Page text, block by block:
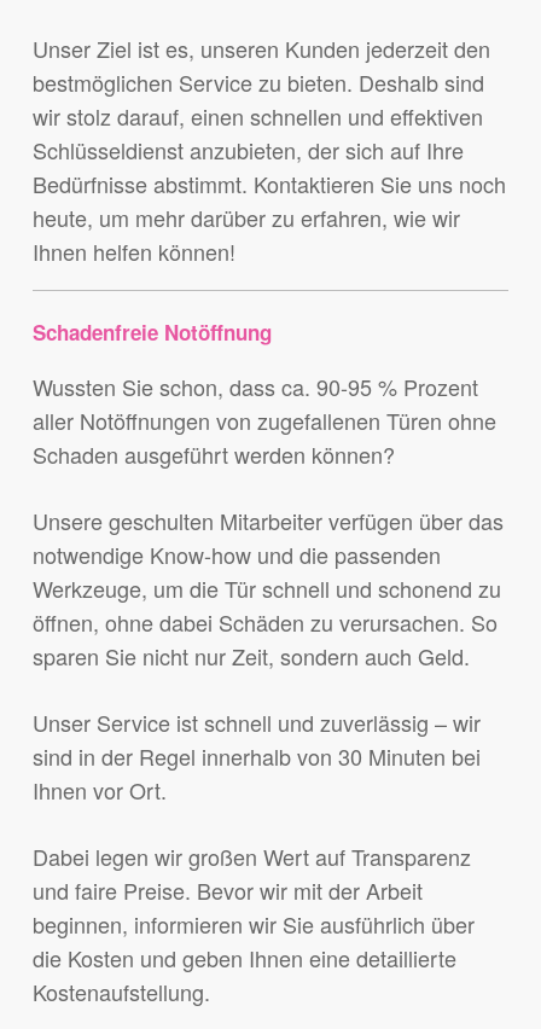
Unser Ziel ist es, unseren Kunden jederzeit den
bestmöglichen Service zu bieten. Deshalb sind
wir stolz darauf, einen schnellen und effektiven
Schlüsseldienst anzubieten, der sich auf Ihre
Bedürfnisse abstimmt. Kontaktieren Sie uns noch
heute, um mehr darüber zu erfahren, wie wir
Ihnen helfen können!
Schadenfreie Notöffnung
Wussten Sie schon, dass ca. 90-95 % Prozent
aller Notöffnungen von zugefallenen Türen ohne
Schaden ausgeführt werden können?
Unsere geschulten Mitarbeiter verfügen über das
notwendige Know-how und die passenden
Werkzeuge, um die Tür schnell und schonend zu
öffnen, ohne dabei Schäden zu verursachen. So
sparen Sie nicht nur Zeit, sondern auch Geld.
Unser Service ist schnell und zuverlässig – wir
sind in der Regel innerhalb von 30 Minuten bei
Ihnen vor Ort.
Dabei legen wir großen Wert auf Transparenz
und faire Preise. Bevor wir mit der Arbeit
beginnen, informieren wir Sie ausführlich über
die Kosten und geben Ihnen eine detaillierte
Kostenaufstellung.